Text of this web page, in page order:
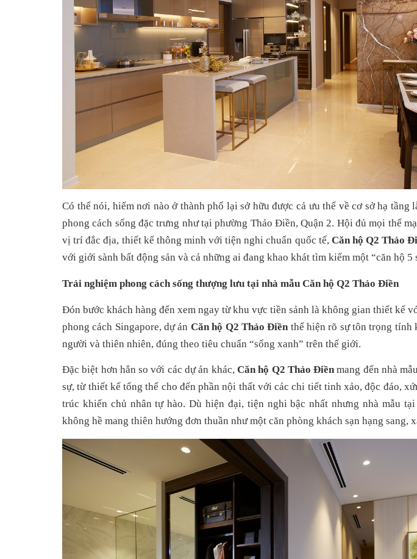
Có thể nói, hiếm nơi nào ở thành phố lại sở hữu được cả ưu thế về cơ sở hạ tầng
phong cách sống đặc trưng như tại phường Thảo Điền, Quận 2. Hội đủ mọi thế
vị trí đắc địa, thiết kế thông minh với tiện nghi chuẩn quốc tế, Căn hộ Q2 Thảo
với giới sành bất động sản và cả những ai đang khao khát tìm kiếm một “căn hộ 5
Trải nghiệm phong cách sống thượng lưu tại nhà mẫu Căn hộ Q2 Thảo Điền
Đón bước khách hàng đến xem ngay từ khu vực tiền sảnh là không gian thiết kế
phong cách Singapore, dự án Căn hộ Q2 Thảo Điền thể hiện rõ sự tôn trọng tính
người và thiên nhiên, đúng theo tiêu chuẩn “sống xanh” trên thế giới.
Đặc biệt hơn hẳn so với các dự án khác, Căn hộ Q2 Thảo Điền mang đến nhà
sự, từ thiết kế tổng thể cho đến phần nội thất với các chi tiết tinh xảo, độc đáo,
trúc khiến chủ nhân tự hào. Dù hiện đại, tiện nghi bậc nhất nhưng nhà mẫu tại
không hề mang thiên hướng đơn thuần như một căn phòng khách sạn hạng sang,